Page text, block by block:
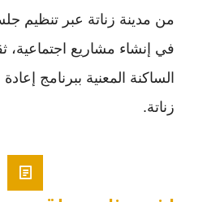
من مدينة زناتة عبر تنظيم
في إنشاء مشاريع اجتماعية،
الساكنة المعنية ببرنامج إعادة
زناتة.